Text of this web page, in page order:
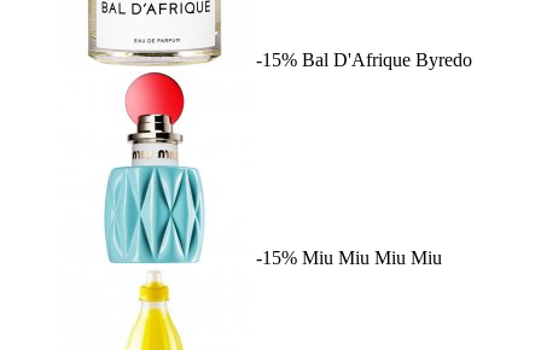
-15% Bal D'Afrique Byredo
-15% Miu Miu Miu Miu